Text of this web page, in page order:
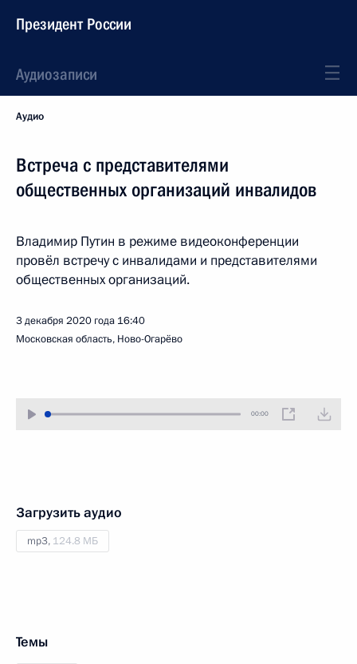
Президент России
Аудиозаписи
Аудио
Встреча с представителями
общественных организаций инвалидов
Владимир Путин в режиме видеоконференции
провёл встречу с инвалидами и представителями
общественных организаций.
3 декабря 2020 года 16:40
Московская область, Ново-Огарёво
00:00
Загрузить аудио
mp3, 124.8 МБ
Темы